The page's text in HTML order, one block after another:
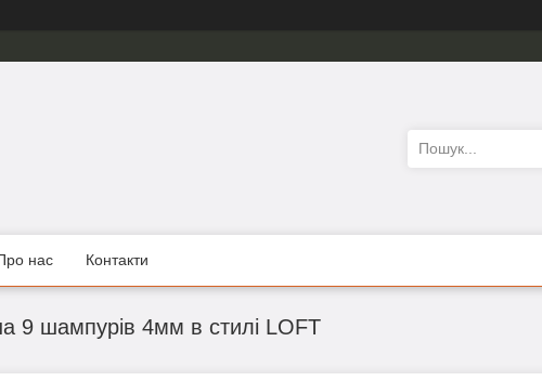
нас Контакти
9 шампурів 4мм в стилі LOFT